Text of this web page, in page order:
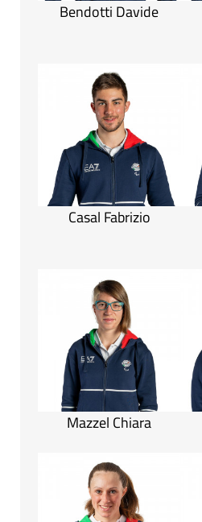
Bendotti Davide
Casal Fabrizio
Mazzel Chiara